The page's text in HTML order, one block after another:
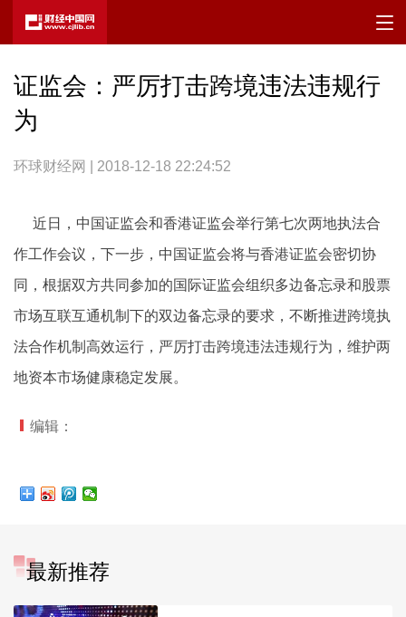
证监会：严厉打击跨境违法违规行
为
环球财经网 | 2018-12-18 22:24:52
近日，中国证监会和香港证监会举行第七次两地执法合
作工作会议，下一步，中国证监会将与香港证监会密切协
同，根据双方共同参加的国际证监会组织多边备忘录和股票
市场互联互通机制下的双边备忘录的要求，不断推进跨境执
法合作机制高效运行，严厉打击跨境违法违规行为，维护两
地资本市场健康稳定发展。
编辑：
最新推荐